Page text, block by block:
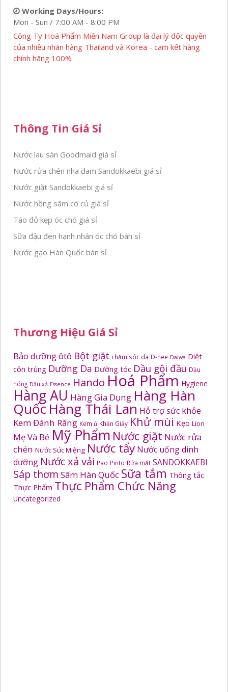
Working Days/Hours:
Mon - Sun / 7:00 AM - 8:00 PM
Công Ty Hoá Phẩm Miền Nam Group là đại lý độc quyền
của nhiều nhãn hàng Thailand và Korea - cam kết hàng
chính hãng 100%
Thông Tin Giá Sỉ
Nước lau sàn Goodmaid giá sỉ
Nước rửa chén nha đam Sandokkaebi giá sỉ
Nước giặt Sandokkaebi giá sỉ
Nước hồng sâm có củ giá sỉ
Táo đỏ kẹp óc chó giá sỉ
Sữa đậu đen hạnh nhân óc chó bán sỉ
Nước gạo Hàn Quốc bán sỉ
Thương Hiệu Giá Sỉ
Bảo dưỡng ôtô Bột giặt chăm sóc da D-nee Daiwa Diệt
côn trùng Dưỡng Da Dưỡng tóc Dầu gội đầu Dầu
nóng Dầu xả Essence Hando Hoá Phẩm Hygiene
Hàng AU Hàng Gia Dụng Hàng Hàn
Quốc Hàng Thái Lan Hỗ trợ sức khỏe
Kem Đánh Răng Kem ủ Khăn Giấy Khử mùi Kẹo Lion
Mẹ Và Bé Mỹ Phẩm Nước giặt Nước rửa
chén Nước Súc Miệng Nước tẩy Nước uống dinh
dưỡng Nước xả vải Pao Pinto Rửa mặt SANDOKKAEBI
Sáp thơm Sâm Hàn Quốc Sữa tắm Thông tắc
Thực Phẩm Thực Phẩm Chức Năng
Uncategorized